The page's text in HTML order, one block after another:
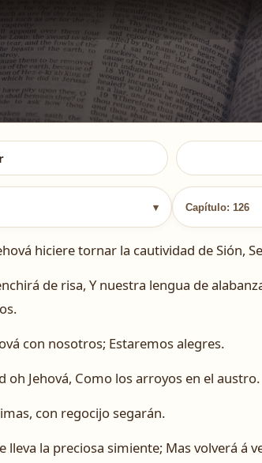
▾ Capítulo: 126
hiciere tornar la cautividad de Sión,
de risa, Y nuestra lengua de
con nosotros; Estaremos alegres.
oh Jehová, Como los arroyos en el austro.
con regocijo segarán.
la preciosa simiente; Mas volverá á